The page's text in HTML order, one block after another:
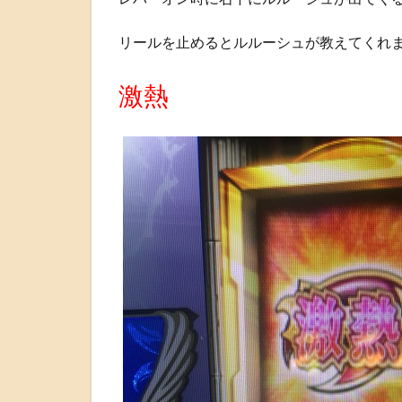
リールを止めるとルルーシュが教えてくれ
激熱